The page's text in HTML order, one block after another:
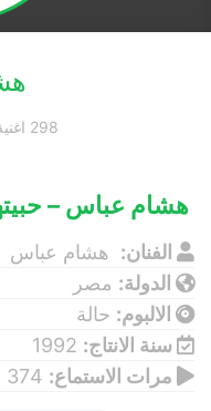
298 اغنية •
هشام عباس –
الفنان: هشام عباس
الدولة: مصر
الالبوم: حالة
سنة الانتاج: 1992
مرات الاستماع: